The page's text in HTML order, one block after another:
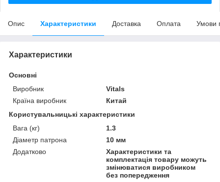
Опис Характеристики Доставка Оплата Умови
Характеристики
Основні
Виробник
Vitals
Країна виробник
Китай
Користувальницькі характеристики
Вага (кг)
1.3
Діаметр патрона
10 мм
Додатково
Характеристики та
комплектація товару можуть
змінюватися виробником
без попередження